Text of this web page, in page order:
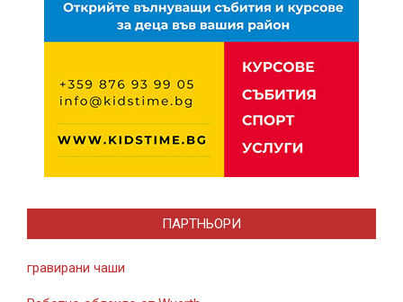
ПАРТНЬОРИ
гравирани чаши